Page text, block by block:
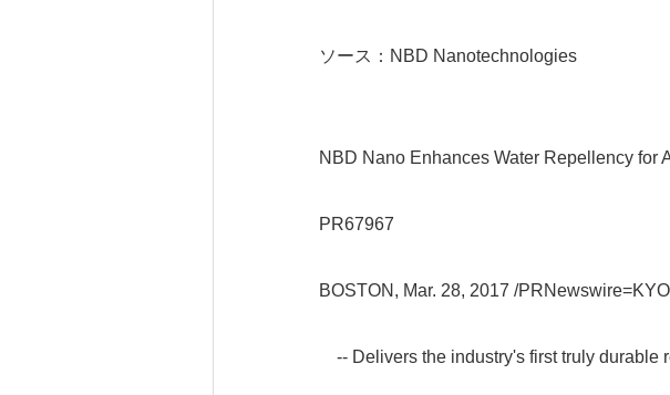
ソース：NBD Nanotechnologies
NBD Nano Enhances Water Repellency for
PR67967
BOSTON, Mar. 28, 2017 /
-- Delivers the industry's first truly durable
English